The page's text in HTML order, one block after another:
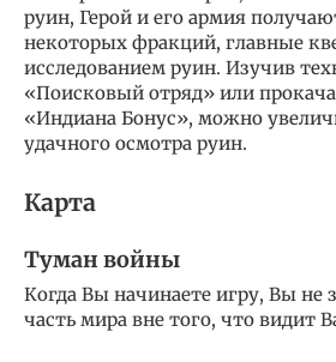
руин, Герой и его армия
некоторых фракций, главные
исследованием руин. Изучив
«Поисковый отряд» или
«Индиана Бонус», можно
удачного осмотра руин.
Карта
Туман войны
Когда Вы начинаете игру, Вы не
часть мира вне того, что видит